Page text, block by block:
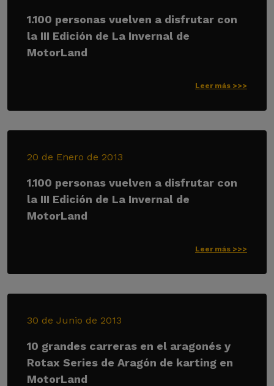
1.100 personas vuelven a disfrutar con
la III Edición de La Invernal de
MotorLand
Leer más >>>
20 de Enero de 2013
1.100 personas vuelven a disfrutar con
la III Edición de La Invernal de
MotorLand
Leer más >>>
30 de Junio de 2013
10 grandes carreras en el aragonés y
Rotax Series de Aragón de karting en
MotorLand